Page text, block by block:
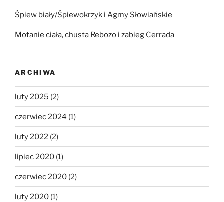
Śpiew biały/Śpiewokrzyk i Agmy Słowiańskie
Motanie ciała, chusta Rebozo i zabieg Cerrada
ARCHIWA
luty 2025 (2)
czerwiec 2024 (1)
luty 2022 (2)
lipiec 2020 (1)
czerwiec 2020 (2)
luty 2020 (1)